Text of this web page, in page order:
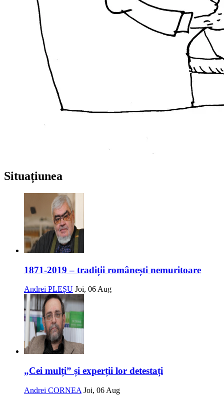
Situațiunea
1871-2019 – tradiții românești nemuritoare
Andrei PLEȘU Joi, 06 Aug
„Cei mulți” și experții lor detestați
Andrei CORNEA Joi, 06 Aug